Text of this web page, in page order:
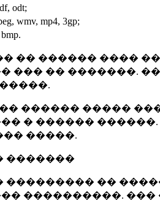
odt;
wmv, mp4, 3gp;
�� ������ ����
��� �� �������.
������ �����
� ������
�����.
�������
��������� ��
����������.